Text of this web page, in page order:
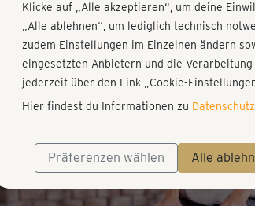
Klicke auf „Alle akzeptieren“, um deine
„Alle ablehnen“, um lediglich technisch
zudem Einstellungen im Einzelnen ändern
eingesetzten Anbietern und die
jederzeit über den Link „Cookie-
Hier findest du Informationen zu Datenschutz
Präferenzen wählen Alle